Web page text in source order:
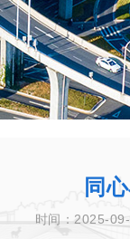
同
时间：2025-